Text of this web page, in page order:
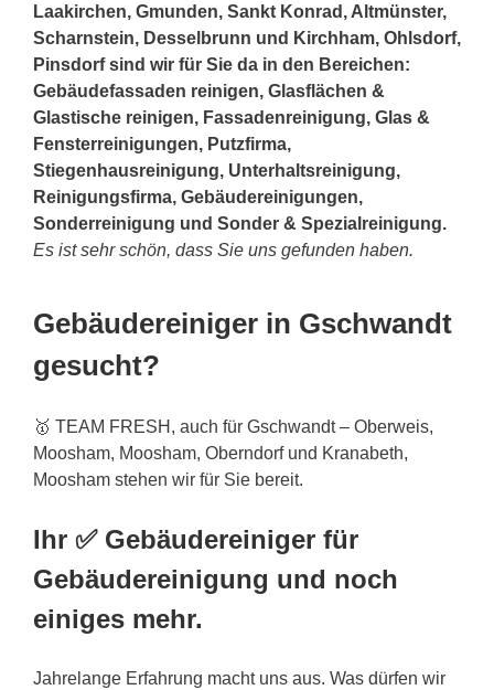
Laakirchen, Gmunden, Sankt Konrad, Altmünster,
Scharnstein, Desselbrunn und Kirchham, Ohlsdorf,
Pinsdorf sind wir für Sie da in den Bereichen:
Gebäudefassaden reinigen, Glasflächen &
Glastische reinigen, Fassadenreinigung, Glas &
Fensterreinigungen, Putzfirma,
Stiegenhausreinigung, Unterhaltsreinigung,
Reinigungsfirma, Gebäudereinigungen,
Sonderreinigung und Sonder & Spezialreinigung.
Es ist sehr schön, dass Sie uns gefunden haben.
Gebäudereiniger in Gschwandt
gesucht?
🥇 TEAM FRESH, auch für Gschwandt – Oberweis,
Moosham, Moosham, Oberndorf und Kranabeth,
Moosham stehen wir für Sie bereit.
Ihr ✅ Gebäudereiniger für
Gebäudereinigung und noch
einiges mehr.
Jahrelange Erfahrung macht uns aus. Was dürfen wir